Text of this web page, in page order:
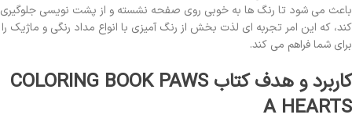
باعث می شود تا رنگ ها به خوبی روی صفحه نشسته و از پشت نویسی جلوگیری
کند، که این امر تجربه ای لذت بخش از رنگ آمیزی با انواع مداد رنگی و ماژیک را
برای شما فراهم می کند.
کاربرد و هدف کتاب COLORING BOOK PAWS
A HEARTS